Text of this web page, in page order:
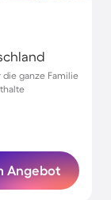
ganze Familie
Angebot